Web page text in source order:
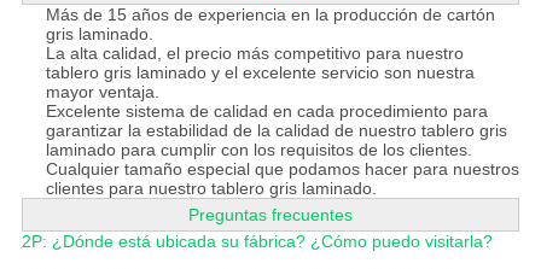
Más de 15 años de experiencia en la producción de cartón
gris laminado.
La alta calidad, el precio más competitivo para nuestro
tablero gris laminado y el excelente servicio son nuestra
mayor ventaja.
Excelente sistema de calidad en cada procedimiento para
garantizar la estabilidad de la calidad de nuestro tablero gris
laminado para cumplir con los requisitos de los clientes.
Cualquier tamaño especial que podamos hacer para nuestros
clientes para nuestro tablero gris laminado.
Preguntas frecuentes
2P: ¿Dónde está ubicada su fábrica? ¿Cómo puedo visitarla?